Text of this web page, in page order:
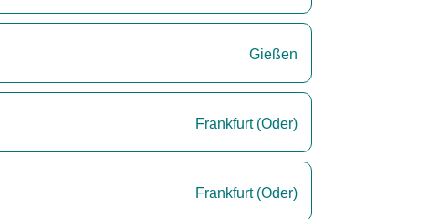
Gießen
Frankfurt (Oder)
Frankfurt (Oder)